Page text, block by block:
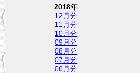
2018年
12月分
11月分
10月分
09月分
08月分
07月分
06月分